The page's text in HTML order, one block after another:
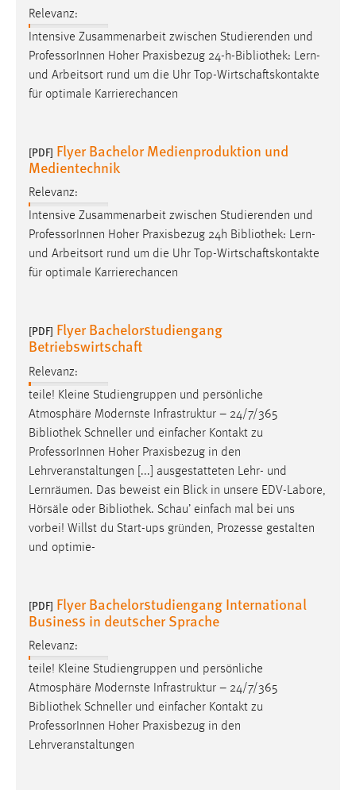
Relevanz:
Intensive Zusammenarbeit zwischen Studierenden und
ProfessorInnen Hoher Praxisbezug 24-h-Bibliothek: Lern-
und Arbeitsort rund um die Uhr Top-Wirtschaftskontakte
für optimale Karrierechancen
[PDF] Flyer Bachelor Medienproduktion und
Medientechnik
Relevanz:
Intensive Zusammenarbeit zwischen Studierenden und
ProfessorInnen Hoher Praxisbezug 24h Bibliothek: Lern-
und Arbeitsort rund um die Uhr Top-Wirtschaftskontakte
für optimale Karrierechancen
[PDF] Flyer Bachelorstudiengang
Betriebswirtschaft
Relevanz:
teile! Kleine Studiengruppen und persönliche
Atmosphäre Modernste Infrastruktur – 24/7/365
Bibliothek Schneller und einfacher Kontakt zu
ProfessorInnen Hoher Praxisbezug in den
Lehrveranstaltungen [...] ausgestatteten Lehr- und
Lernräumen. Das beweist ein Blick in unsere EDV-Labore,
Hörsäle oder Bibliothek. Schau’ einfach mal bei uns
vorbei! Willst du Start-ups gründen, Prozesse gestalten
und optimie-
[PDF] Flyer Bachelorstudiengang International
Business in deutscher Sprache
Relevanz:
teile! Kleine Studiengruppen und persönliche
Atmosphäre Modernste Infrastruktur – 24/7/365
Bibliothek Schneller und einfacher Kontakt zu
ProfessorInnen Hoher Praxisbezug in den
Lehrveranstaltungen
EXTERNE MEDIEN
Um Inhalte von Videoplattformen und Social Media
Plattformen anzeigen zu können, werden von diesen
externen Medien Cookies gesetzt.